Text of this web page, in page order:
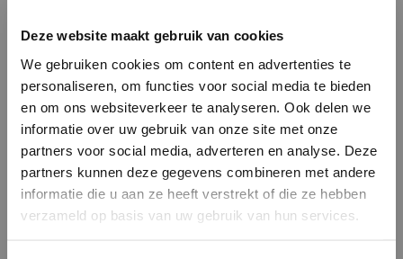
Deze website maakt gebruik van cookies
We gebruiken cookies om content en advertenties te
personaliseren, om functies voor social media te bieden
en om ons websiteverkeer te analyseren. Ook delen we
informatie over uw gebruik van onze site met onze
partners voor social media, adverteren en analyse. Deze
partners kunnen deze gegevens combineren met andere
informatie die u aan ze heeft verstrekt of die ze hebben
verzameld op basis van uw gebruik van hun services.
INLOGGEN
Wachtwoord
INLOGGEN
MERK
Lofty Manner
Knit-ted
MERK
MERK